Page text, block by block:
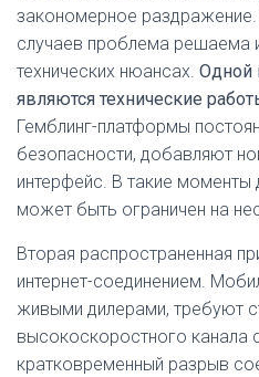
закономерное
случаев проблема решаема
технических нюансах. Одной
являются технические
Гемблинг-платформы
безопасности, добавляют
интерфейс. В такие
может быть ограничен на
Вторая распространенная
интернет-соединением.
живыми дилерами, требуют
высокоскоростного канала
кратковременный разрыв